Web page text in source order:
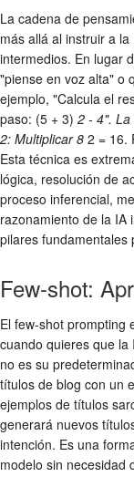
La cadena de
más allá al instruir a
intermedios. En lugar
"piense en voz alta" o
ejemplo, "Calcula el
paso: (5 + 3) 2 - 4". La
2: Multiplicar 8 2 = 16.
Esta técnica es
lógica, resolución de
proceso inferencial,
razonamiento de la IA
pilares fundamentales
Few-shot:
El few-shot prompting
cuando quieres que
no es su
títulos de blog con un
ejemplos de títulos
generará nuevos
intención. Es una
modelo sin necesidad